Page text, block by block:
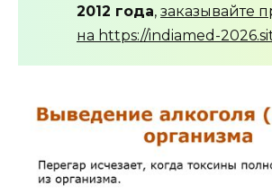
2012 года, заказывайте
на https://indiamed-